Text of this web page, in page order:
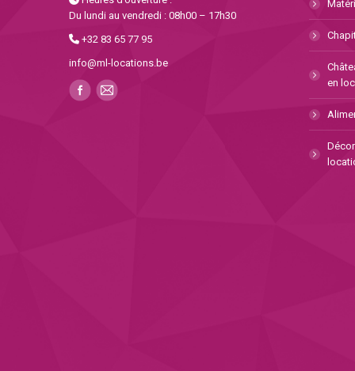
Du lundi au vendredi : 08h00 – 17h30
+32 83 65 77 95
info@ml-locations.be
en